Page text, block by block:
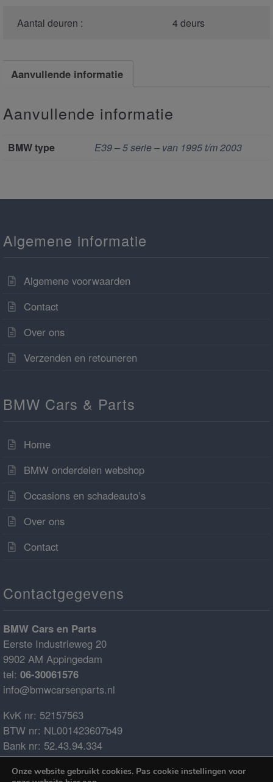
Aantal deuren : 4 deurs
Aanvullende informatie
Aanvullende informatie
BMW type E39 – 5 serie – van 1995 t/m 2003
Algemene informatie
Algemene voorwaarden
Contact
Over ons
Verzenden en retouneren
BMW Cars & Parts
Home
BMW onderdelen webshop
Occasions en schadeauto’s
Over ons
Contact
Contactgegevens
BMW Cars en Parts
Eerste Industrieweg 20
9902 AM Appingedam
tel: 06-30061576
info@bmwcarsenparts.nl
KvK nr: 52157563
BTW nr: NL001423607b49
Bank nr: 52.43.94.334
IBAN: NL68ABNA0524394334
BIC: ABNANL2A
Onze website gebruikt cookies. Pas cookie instellingen voor